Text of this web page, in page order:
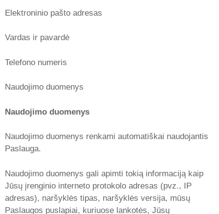
Elektroninio pašto adresas
Vardas ir pavardė
Telefono numeris
Naudojimo duomenys
Naudojimo duomenys
Naudojimo duomenys renkami automatiškai naudojantis
Paslauga.
Naudojimo duomenys gali apimti tokią informaciją kaip
Jūsų įrenginio interneto protokolo adresas (pvz., IP
adresas), naršyklės tipas, naršyklės versija, mūsų
Paslaugos puslapiai, kuriuose lankotės, Jūsų